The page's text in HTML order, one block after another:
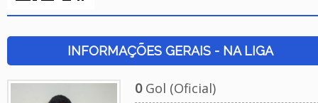
INFORMAÇÕES GERAIS - NA LIGA
0Gol (Oficial)